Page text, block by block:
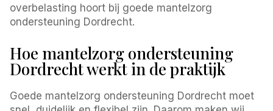
overbelasting hoort bij goede mantelzorg
ondersteuning Dordrecht.
Hoe mantelzorg ondersteuning
Dordrecht werkt in de praktijk
Goede mantelzorg ondersteuning Dordrecht moet